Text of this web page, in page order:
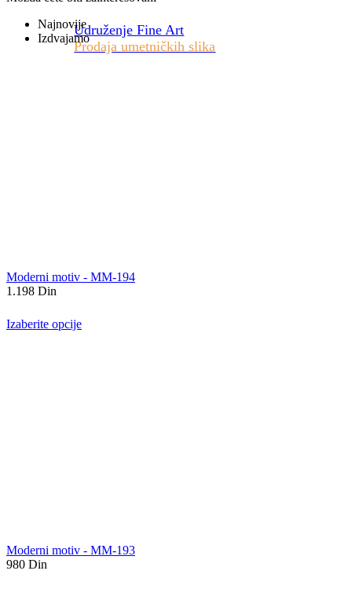
Udruženje Fine Art
Prodaja umetničkih slika
Najnovije
Izdvajamo
Moderni motiv - MM-194
1.198 Din
Izaberite opcije
Moderni motiv - MM-193
980 Din